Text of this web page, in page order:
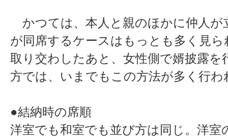
かつては、本人と親のほかに仲人が
が同席するケースはもっとも多く見
取り交わしたあと、女性側で婿披露を
方では、いまでもこの方法が多く行
●結納時の席順
洋室でも和室でも並び方は同じ。洋室